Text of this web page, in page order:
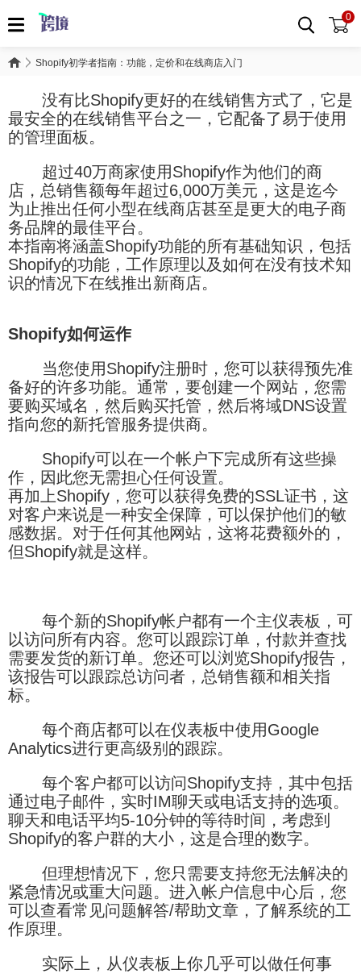
0
Shopify初学者指南：功能，定价和在线商店入门
没有比Shopify更好的在线销售方式了，它是
最安全的在线销售平台之一，它配备了易于使用
的管理面板。
超过40万商家使用Shopify作为他们的商
店，总销售额每年超过6,000万美元，这是迄今
为止推出任何小型在线商店甚至是更大的电子商
务品牌的最佳平台。
本指南将涵盖Shopify功能的所有基础知识，包括
Shopify的功能，工作原理以及如何在没有技术知
识的情况下在线推出新商店。
Shopify如何运作
当您使用Shopify注册​​时，您可以获得预先准
备好的许多功能。通常，要创建一个网站，您需
要购买域名，然后购买托管，然后将域DNS设置
指向您的新托管服务提供商。
Shopify可以在一个帐户下完成所有这些操
作，因此您无需担心任何设置。
再加上Shopify，您可以获得免费的SSL证书，这
对客户来说是一种安全保障，可以保护他们的敏
感数据。对于任何其他网站，这将花费额外的，
但Shopify就是这样。
每个新的Shopify帐户都有一个主仪表板，可
以访问所有内容。您可以跟踪订单，付款并查找
需要发货的新订单。您还可以浏览Shopify报告，
该报告可以跟踪总访问者，总销售额和相关指
标。
每个商店都可以在仪表板中使用Google
Analytics进行更高级别的跟踪。
每个客户都可以访问Shopify支持，其中包括
通过电子邮件，实时IM聊天或电话支持的选项。
聊天和电话平均5-10分钟的等待时间，考虑到
Shopify的客户群的大小，这是合理的数字。
但理想情况下，您只需要支持您无法解决的
紧急情况或重大问题。进入帐户信息中心后，您
可以查看常见问题解答/帮助文章，了解系统的工
作原理。
实际上，从仪表板上你几乎可以做任何事